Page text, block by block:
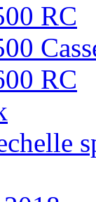
RC
RC